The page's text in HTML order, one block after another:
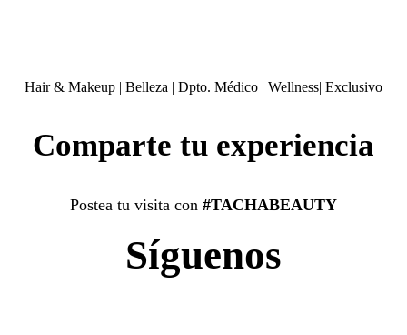
Hair & Makeup | Belleza | Dpto. Médico | Wellness| Exclusivo
Comparte tu experiencia
Postea tu visita con #TACHABEAUTY
Síguenos